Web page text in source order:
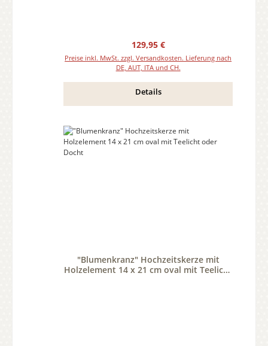
Regulärer Preis:
129,95 €
Preise inkl. MwSt. zzgl. Versandkosten. Lieferung nach
DE, AUT, ITA und CH.
Details
"Blumenkranz" Hochzeitskerze mit
Holzelement 14 x 21 cm oval mit Teelicht